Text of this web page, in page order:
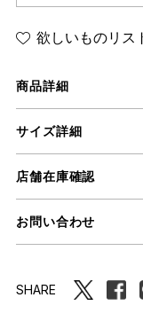
欲しいものリス
商品詳細
サイズ詳細
店舗在庫確認
お問い合わせ
SHARE